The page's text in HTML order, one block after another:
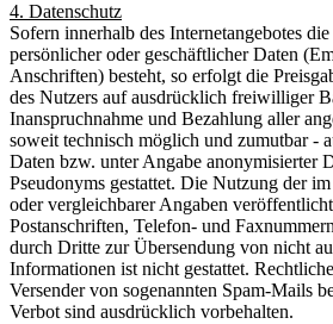
4. Datenschutz
Sofern innerhalb des Internetangebotes
persönlicher oder geschäftlicher Daten
Anschriften) besteht, so erfolgt die
des Nutzers auf ausdrücklich freiwilliger
Inanspruchnahme und Bezahlung aller
soweit technisch möglich und zumutbar -
Daten bzw. unter Angabe anonymisierter
Pseudonyms gestattet. Die Nutzung der
oder vergleichbarer Angaben
Postanschriften, Telefon- und
durch Dritte zur Übersendung von nicht
Informationen ist nicht gestattet.
Versender von sogenannten Spam-Mails
Verbot sind ausdrücklich vorbehalten.